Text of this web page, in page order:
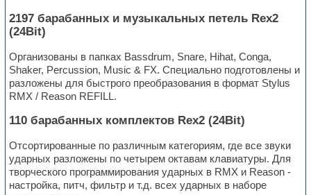
2197 барабанных и музыкальных петель Rex2
(24Bit)
Организованы в папках Bassdrum, Snare, Hihat, Conga,
Shaker, Percussion, Music & FX. Специально подготовлены и
разложены для быстрого преобразования в формат Stylus
RMX / Reason REFILL.
110 барабанных комплектов Rex2 (24Bit)
Отсортированные по различным категориям, где все звуки
ударных разложены по четырем октавам клавиатуры. Для
творческого программирования ударных в RMX и Reason -
настройка, питч, фильтр и т.д. всех ударных в наборе